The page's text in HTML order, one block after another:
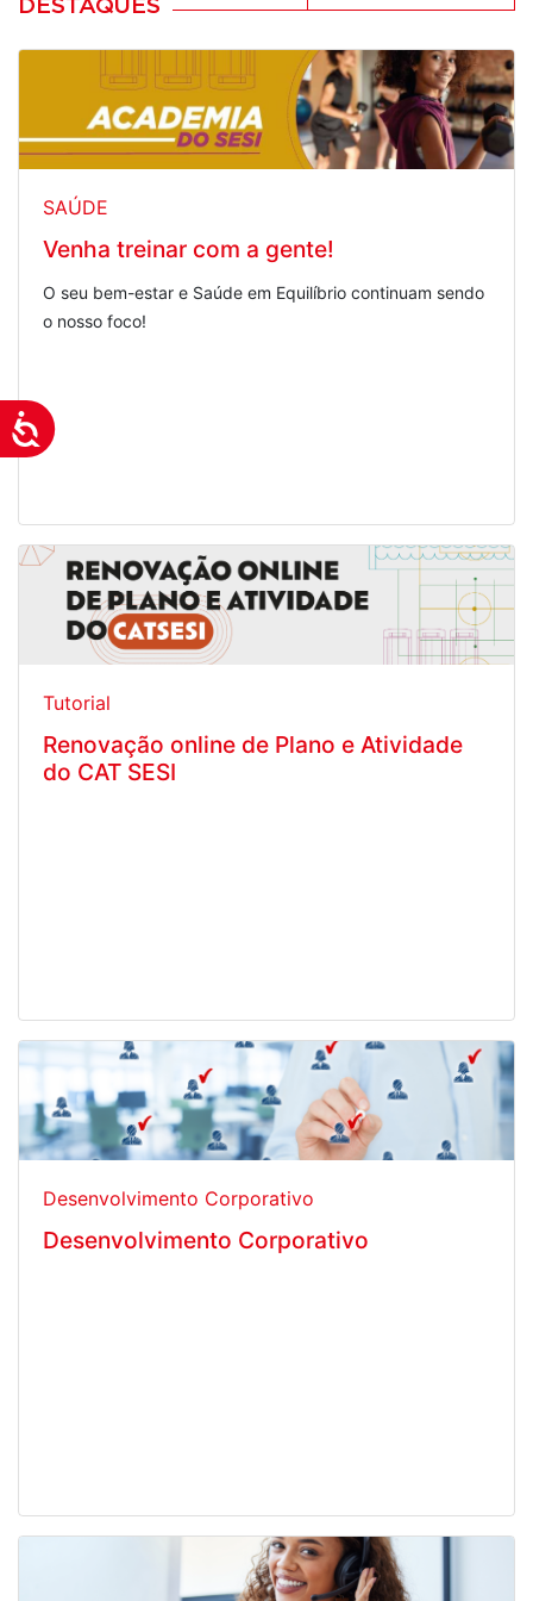
Acessibilidade
DESTAQUES
SAÚDE
Venha treinar com a gente!
O seu bem-estar e Saúde em Equilíbrio continuam sendo
o nosso foco!
Tutorial
Renovação online de Plano e Atividade
do CAT SESI
Desenvolvimento Corporativo
Desenvolvimento Corporativo